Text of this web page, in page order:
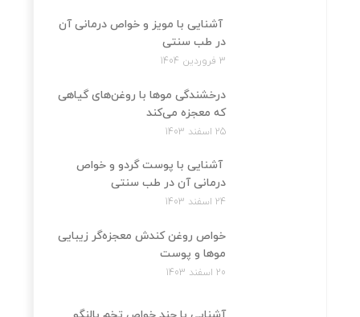
آشنایی با مویز و خواص درمانی آن
در طب سنتی
3 فروردین 1404
درخشندگی موها با روغن‌های گیاهی
که معجزه می‌کند
25 اسفند 1403
آشنایی با پوست گردو و خواص
درمانی آن در طب سنتی
24 اسفند 1403
خواص روغن کندش معجزه‌‌گر زیبایی
موها و پوست
20 اسفند 1403